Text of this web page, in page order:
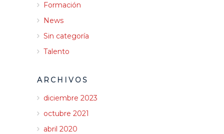
Formación
News
Sin categoría
Talento
ARCHIVOS
diciembre 2023
octubre 2021
abril 2020